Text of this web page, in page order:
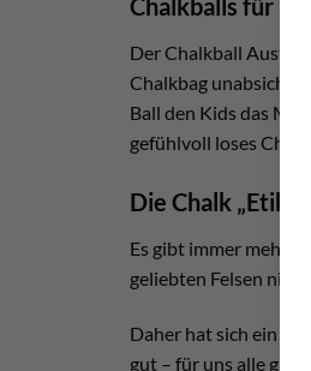
Chalkballs für
Der Chalkball
Chalkbag
Ball den Kids das
gefühlvoll loses
Die Chalk
Es gibt immer mehr
geliebten Felsen nicht
Daher hat sich ein
gut – für uns alle gut!